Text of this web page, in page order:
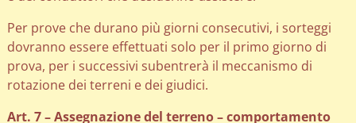
Per prove che durano più giorni consecutivi, i sorteggi
dovranno essere effettuati solo per il primo giorno di
prova, per i successivi subentrerà il meccanismo di
rotazione dei terreni e dei giudici.
Art. 7 – Assegnazione del terreno – comportamento